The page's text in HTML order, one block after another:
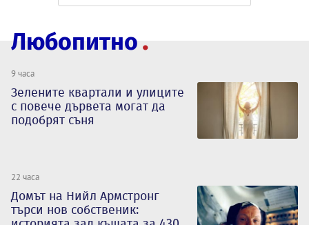
Любопитно
9 часа
Зелените квартали и улиците
с повече дървета могат да
подобрят съня
22 часа
Домът на Нийл Армстронг
търси нов собственик: